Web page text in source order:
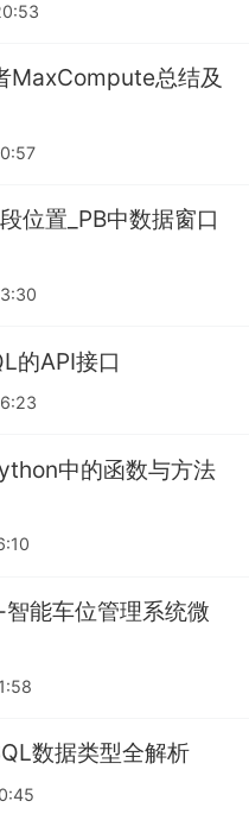
MaxCompute总结及
位置_PB中数据窗口
的API接口
中的函数与方法
能车位管理系统微
数据类型全解析